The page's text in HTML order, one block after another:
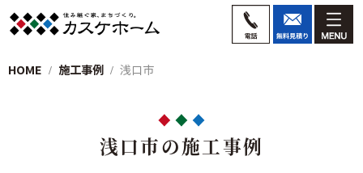
HOME 施工事例 浅口市
浅口市の施工事例